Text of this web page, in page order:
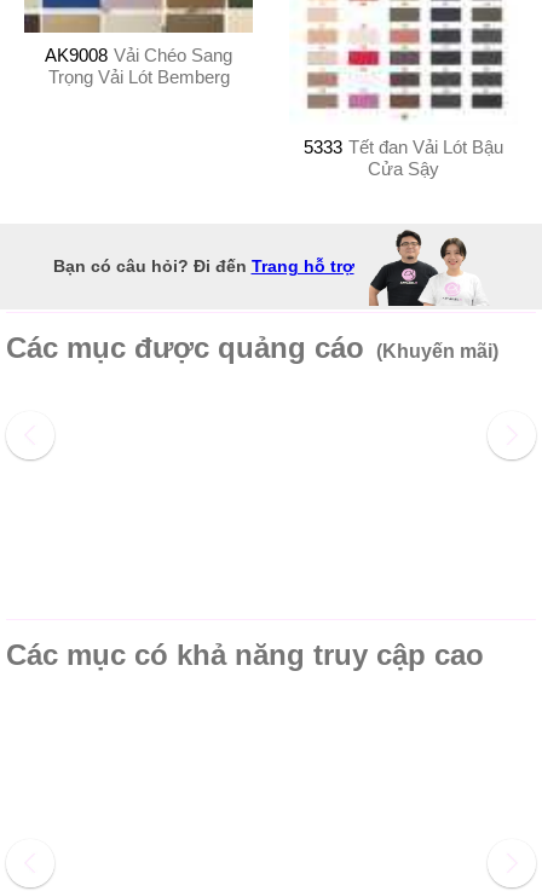
AK9008 Vải Chéo Sang
Trọng Vải Lót Bemberg
5333 Tết đan Vải Lót Bậu
Cửa Sậy
Bạn có câu hỏi? Đi đến Trang hỗ trợ
Các mục được quảng cáo (Khuyến mãi)
Các mục có khả năng truy cập cao